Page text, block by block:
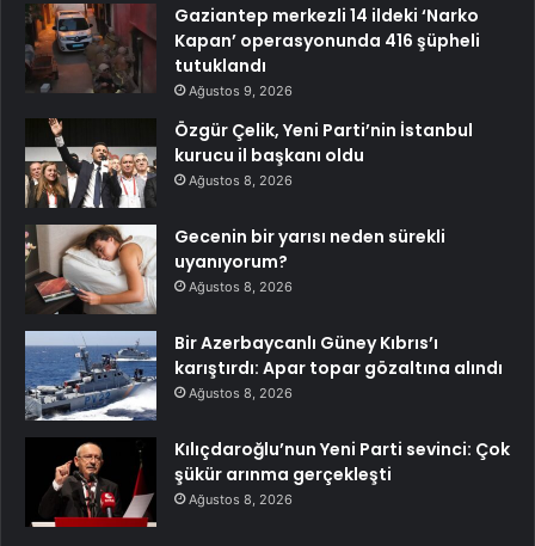
Gaziantep merkezli 14 ildeki ‘Narko
Kapan’ operasyonunda 416 şüpheli
tutuklandı
Ağustos 9, 2026
Özgür Çelik, Yeni Parti’nin İstanbul
kurucu il başkanı oldu
Ağustos 8, 2026
Gecenin bir yarısı neden sürekli
uyanıyorum?
Ağustos 8, 2026
Bir Azerbaycanlı Güney Kıbrıs’ı
karıştırdı: Apar topar gözaltına alındı
Ağustos 8, 2026
Kılıçdaroğlu’nun Yeni Parti sevinci: Çok
şükür arınma gerçekleşti
Ağustos 8, 2026